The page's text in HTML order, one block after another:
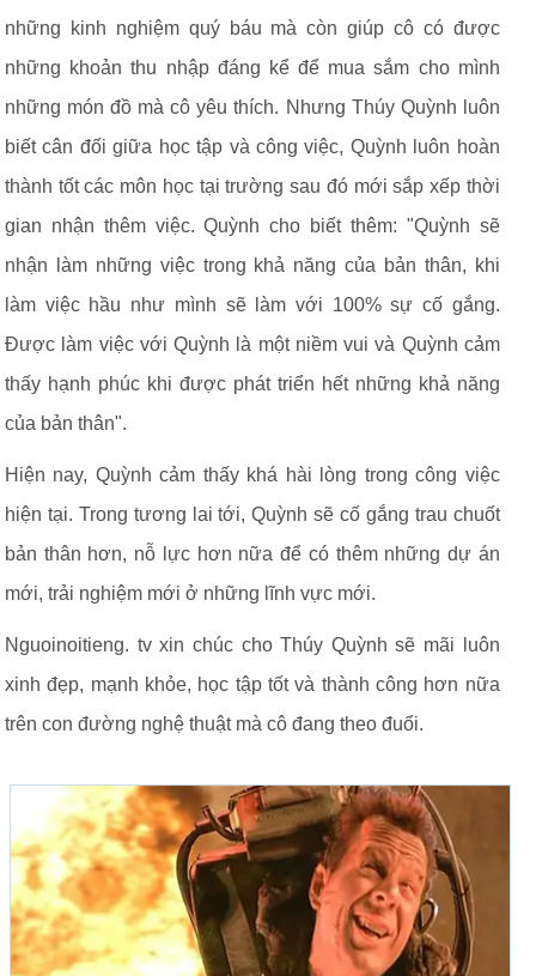
những kinh nghiệm quý báu mà còn giúp cô có được
những khoản thu nhập đáng kể để mua sắm cho mình
những món đồ mà cô yêu thích. Nhưng Thúy Quỳnh luôn
biết cân đối giữa học tập và công việc, Quỳnh luôn hoàn
thành tốt các môn học tại trường sau đó mới sắp xếp thời
gian nhận thêm việc. Quỳnh cho biết thêm: "Quỳnh sẽ
nhận làm những việc trong khả năng của bản thân, khi
làm việc hầu như mình sẽ làm với 100% sự cố gắng.
Được làm việc với Quỳnh là một niềm vui và Quỳnh cảm
thấy hạnh phúc khi được phát triển hết những khả năng
của bản thân".
Hiện nay, Quỳnh cảm thấy khá hài lòng trong công việc
hiện tại. Trong tương lai tới, Quỳnh sẽ cố gắng trau chuốt
bản thân hơn, nỗ lực hơn nữa để có thêm những dự án
mới, trải nghiệm mới ở những lĩnh vực mới.
Nguoinoitieng. tv xin chúc cho Thúy Quỳnh sẽ mãi luôn
xinh đẹp, mạnh khỏe, học tập tốt và thành công hơn nữa
trên con đường nghệ thuật mà cô đang theo đuổi.